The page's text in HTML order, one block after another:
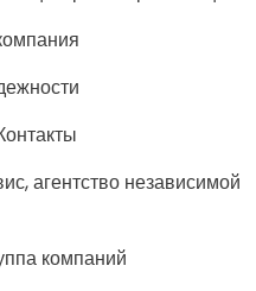
агентство независимой
компаний